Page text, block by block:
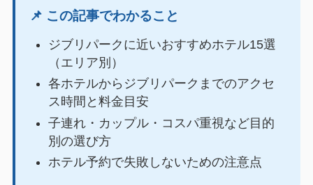
📌 この記事でわかること
ジブリパークに近いおすすめホテル15選
（エリア別）
各ホテルからジブリパークまでのアクセ
ス時間と料金目安
子連れ・カップル・コスパ重視など目的
別の選び方
ホテル予約で失敗しないための注意点